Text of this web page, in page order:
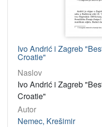
Ivo Andrić i Zagreb
Croatie"
Naslov
Ivo Andrić i Zagreb
Croatie"
Autor
Nemec, Krešimir